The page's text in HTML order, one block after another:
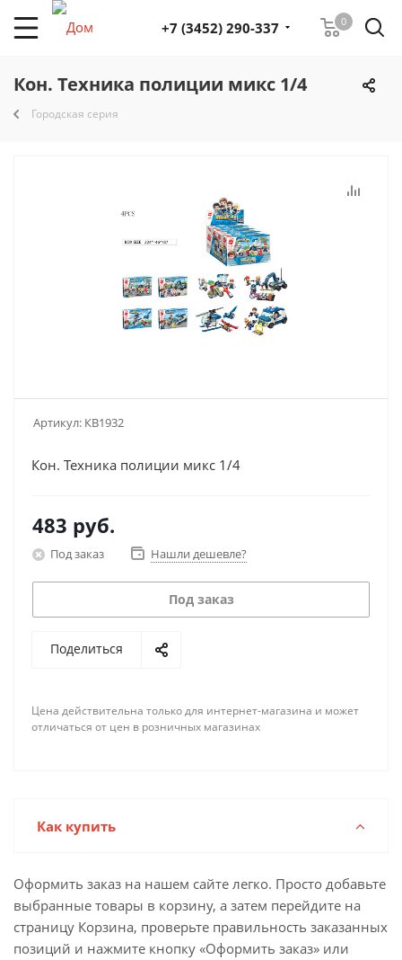
0
+7 (3452) 290-337
Кон. Техника полиции микс 1/4
Городская серия
Артикул: КВ1932
Кон. Техника полиции микс 1/4
483 руб.
Под заказ Нашли дешевле?
Под заказ
Поделиться
Цена действительна только для интернет-магазина и может
отличаться от цен в розничных магазинах
Как купить
Оформить заказ на нашем сайте легко. Просто добавьте
выбранные товары в корзину, а затем перейдите на
страницу Корзина, проверьте правильность заказанных
позиций и нажмите кнопку «Оформить заказ» или